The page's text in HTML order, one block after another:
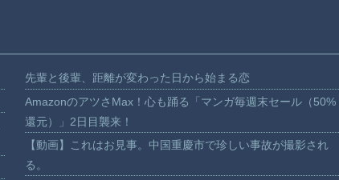
先輩と後輩、距離が変わった日から始まる恋
AmazonのアツさMax！心も踊る「マンガ毎週末セール（50%
還元）」2日目襲来！
【動画】これはお見事。中国重慶市で珍しい事故が撮影され
る。